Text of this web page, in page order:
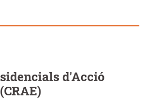
d'Acció